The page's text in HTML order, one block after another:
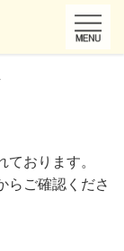
おります。
らご確認くださ